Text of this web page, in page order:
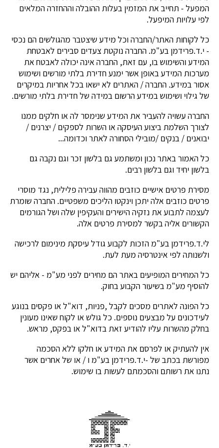
המפעל - תחייב את המזמין בעלות ההובלה וההחזרה המלאים
לפי עלויות המיפעל.
כל לקוחות האתר/החברה וכל מידע שיצטבר מהגולשים הם נכסי
- י.ד.פרידמן בע"מ. החברה נוקטת צעדים סבירים לאבטחת
המידע והשימוש בו, עם זאת, החברה אינה יכולה לאבטח את
מערכות המידע באופן אשר ימנע חדירת בלתי מורשים ושימוש
אסור במידע. החברה / האתרים לא ישאו בכל אחריות במיקרים
של גילוי ושימוש במידע הרשום במידה של חדירת בלתי מורשים.
החברה עשויה להעביר את המידע שנימסר לה או חלקים ממנו
לצורך השלמת ביצוע העיסקה או השרות לספקים / יצרנים /
יבואנים / בנקים /מובילי הסחורה לאתר וכדומה...
כל האמור באתר נכון ומשתמע גם בלשון זכר וגם נקבה גם
בלשון יחיד וגם בלשון רבים.
מסירת פרטים אישיים כוזבים מהווה עבירה פלילית, נגד מוסרי
פרטים כוזבים אלה יתכן וינקטו הליכים משפטיים. החברה שומרת
לעצמה לתבוע את נזקיה הישירים והעקיפין שלה ושל הגורמים
הקשורים אליה בקשר למסירת פרטים אלה.
לי.ד.פרידמן בע"מ הזכות לקבוע גודל עיסקת מינימום לרכישה
ולשנותה לפי אינטרסיה מעת לעת.
כל המחירים המופיעים באתר הם מחירים לפני מע"מ - אליהם יש
להוסיף מע"מ בשיעור הקבוע בחוק.
כל הפונה לאתרים מסכים לקבל ,פניות, דוא"ל או פקסים בנוגע
לעידכונים על מבצעים נוספים. כל גולש או לקוח שאינו מעונין
בחלק מהשרות עליו להודיע זאת בדוא"ל או בפקס, מראש.
אין להעתיק או לפרסם את המידע או חלקו ללא הסכמה
מפורשת בכתב של -י.ד.פרידמן בע"מ ו / או של אחרים אשר
נתנו את רשותם והסכמתם לעשות בו שימוש.